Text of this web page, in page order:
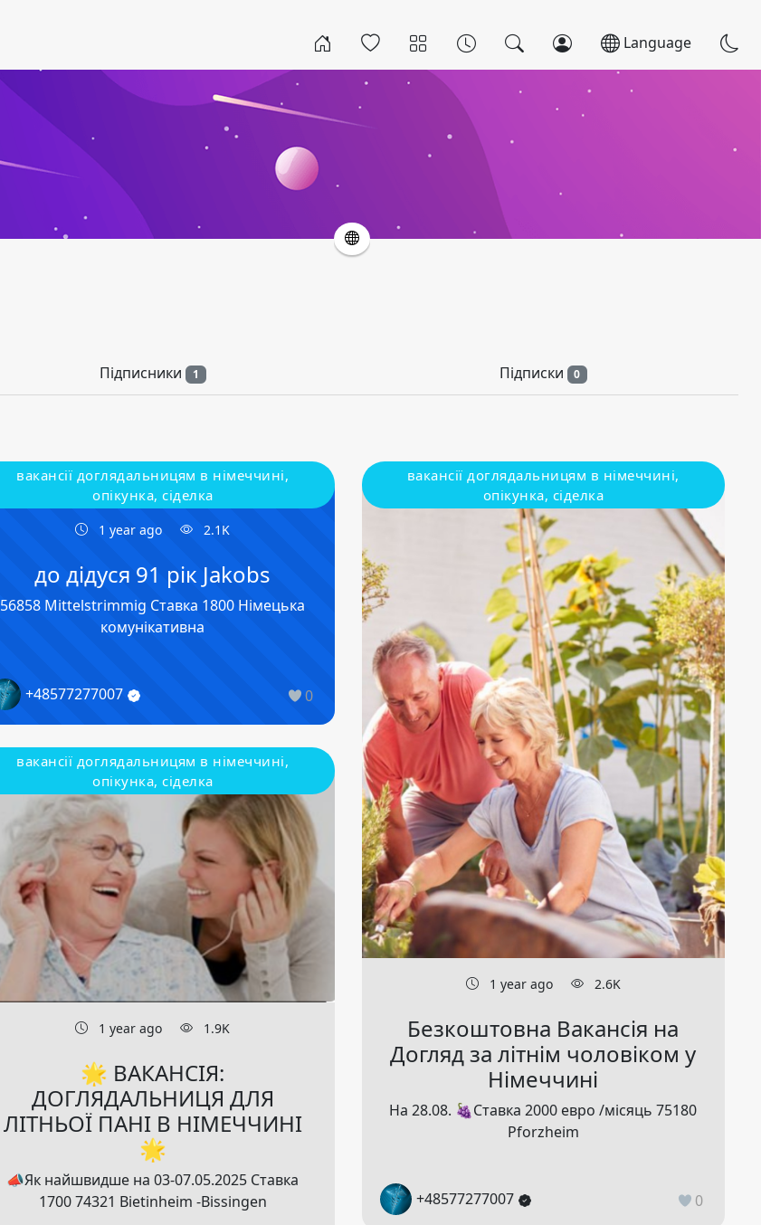
Language
Підписники 1 Підписки 0
1 year ago 2.1K
0
вакансії доглядальницям в німеччині,
опікунка, сіделка
до дідуся 91 рік Jakobs
56858 Mittelstrimmig Ставка 1800 Німецька
комунікативна
+48577277007
вакансії доглядальницям в німеччині,
опікунка, сіделка
1 year ago 1.9K
🌟 ВАКАНСІЯ:
ДОГЛЯДАЛЬНИЦЯ ДЛЯ
ЛІТНЬОЇ ПАНІ В НІМЕЧЧИНІ
🌟
📣Як найшвидше на 03-07.05.2025 Ставка
1700 74321 Bietinheim -Bissingen
вакансії доглядальницям в німеччині,
опікунка, сіделка
1 year ago 2.6K
Безкоштовна Вакансія на
Догляд за літнім чоловіком у
Німеччині
На 28.08. 🍇Ставка 2000 евро /місяць 75180
Pforzheim
+48577277007 0